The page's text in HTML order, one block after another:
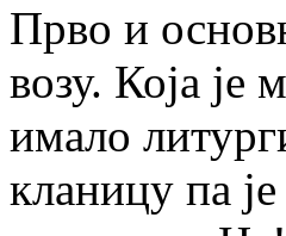
Прво и
возу. Која је
имало
кланицу па